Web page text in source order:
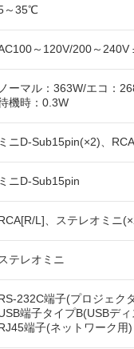
～35℃
～120V/200～240V
ノーマル：363W/エコ：
機時：0.3W
ミニD-Sub15pin(×2)、
ミニD-Sub15pin
L]、ステレオミニ
ステレオミニ
232C端子(プロジェク
端子タイプB(USBデ
端子(ネットワーク用)